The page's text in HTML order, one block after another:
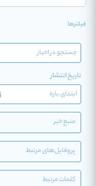
فیلترها
تاریخ انتشار
منبع خبر
پروفایل‌های مرتبط
کلمات مرتبط